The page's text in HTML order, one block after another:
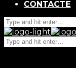
CONTACTE
Search
for:
Search
for: